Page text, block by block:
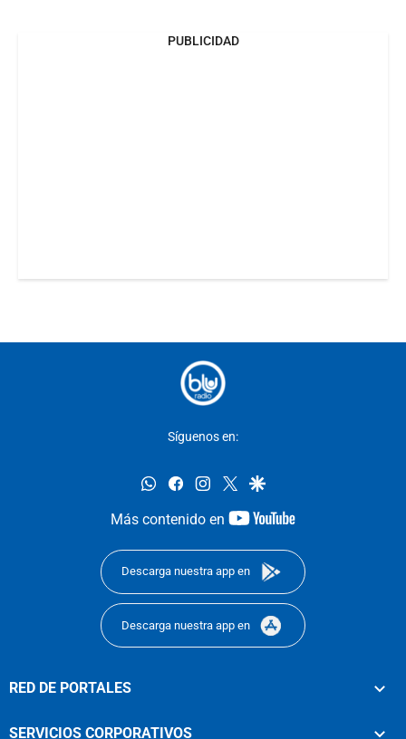
PUBLICIDAD
Síguenos en:
whatsappfacebookinstagram
twittergoogle
Más contenido en
youtube-
Descarga nuestra app en
Descarga nuestra app en
RED DE PORTALES
SERVICIOS CORPORATIVOS